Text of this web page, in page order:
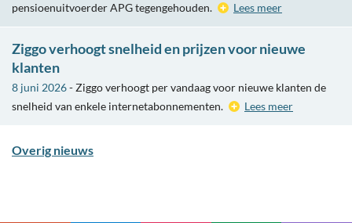
pensioenuitvoerder APG tegengehouden.
Lees meer
Ziggo verhoogt snelheid en prijzen voor nieuwe
klanten
8 juni 2026- Ziggo verhoogt per vandaag voor nieuwe klanten de
snelheid van enkele internetabonnementen.
Lees meer
Overig nieuws